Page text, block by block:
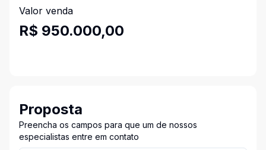
Valor venda
R$ 950.000,00
Proposta
Preencha os campos para que um de nossos
especialistas entre em contato